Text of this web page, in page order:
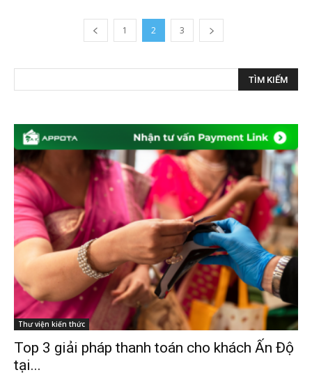
1 2 3
Thư viện kiến thức
Top 3 giải pháp thanh toán cho khách Ấn Độ
tại...